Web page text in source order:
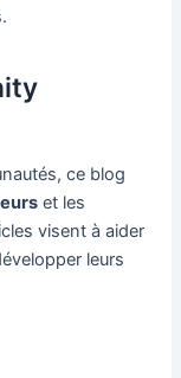
ce blog
et les
visent à aider
leurs